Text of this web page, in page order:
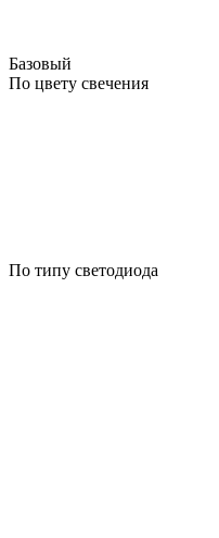
Базовый
По цвету свечения
По типу светодиода